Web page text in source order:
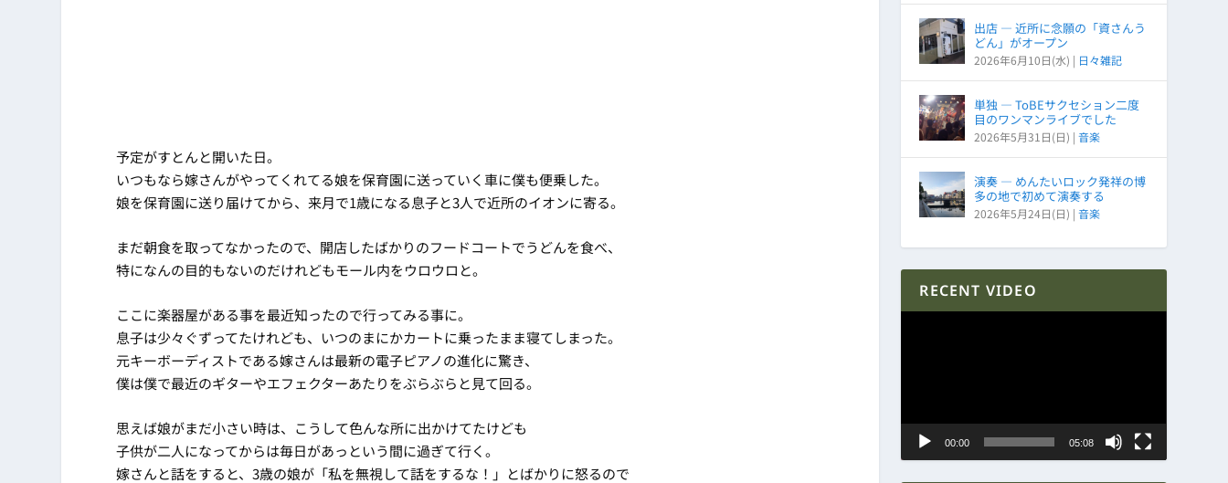
予定がすとんと開いた日。
いつもなら嫁さんがやってくれてる娘を保育園に送っていく車に僕も便乗した。
娘を保育園に送り届けてから、来月で1歳になる息子と3人で近所のイオンに寄る。
まだ朝食を取ってなかったので、開店したばかりのフードコートでうどんを食べ、
特になんの目的もないのだけれどもモール内をウロウロと。
ここに楽器屋がある事を最近知ったので行ってみる事に。
息子は少々ぐずってたけれども、いつのまにかカートに乗ったまま寝てしまった。
元キーボーディストである嫁さんは最新の電子ピアノの進化に驚き、
僕は僕で最近のギターやエフェクターあたりをぶらぶらと見て回る。
思えば娘がまだ小さい時は、こうして色んな所に出かけてたけども
子供が二人になってからは毎日があっという間に過ぎて行く。
嫁さんと話をすると、3歳の娘が「私を無視して話をするな！」とばかりに怒るので
出店 ― 近所に念願の「資さんう
どん」がオープン
2026年6月10日(水) | 日々雑記
単独 ― ToBEサクセション二度
目のワンマンライブでした
2026年5月31日(日) |音楽
演奏 ― めんたいロック発祥の博
多の地で初めて演奏する
2026年5月24日(日) |音楽
RECENT VIDEO
ー
00:00 05:08